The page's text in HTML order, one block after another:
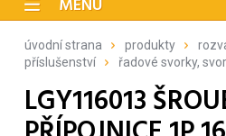
MENU
úvodní strana produkty
příslušenství
řadové svorky,
LGY116013